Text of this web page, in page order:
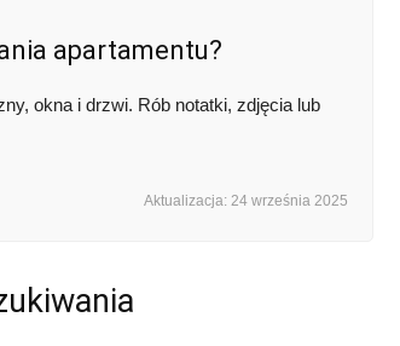
apartamentu?
okna i drzwi. Rób notatki, zdjęcia lub
Aktualizacja: 24 września 2025